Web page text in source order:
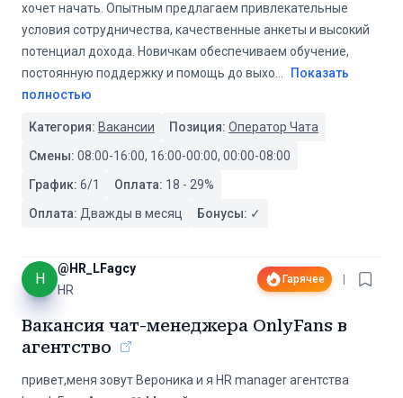
хочет начать. Опытным предлагаем привлекательные
условия сотрудничества, качественные анкеты и высокий
потенциал дохода. Новичкам обеспечиваем обучение,
постоянную поддержку и помощь до выхо
Показать
полностью
Категория: Вакансии Позиция: Оператор Чата
Смены: 08:00-16:00, 16:00-00:00, 00:00-08:00
График: 6/1 Оплата: 18 - 29%
Оплата: Дважды в месяц Бонусы: ✓
H
@ HR_LFagcy
HR
Гарячее
Вакансия чат-менеджера OnlyFans в
агентство
привет,меня зовут Вероника и я HR manager агентства